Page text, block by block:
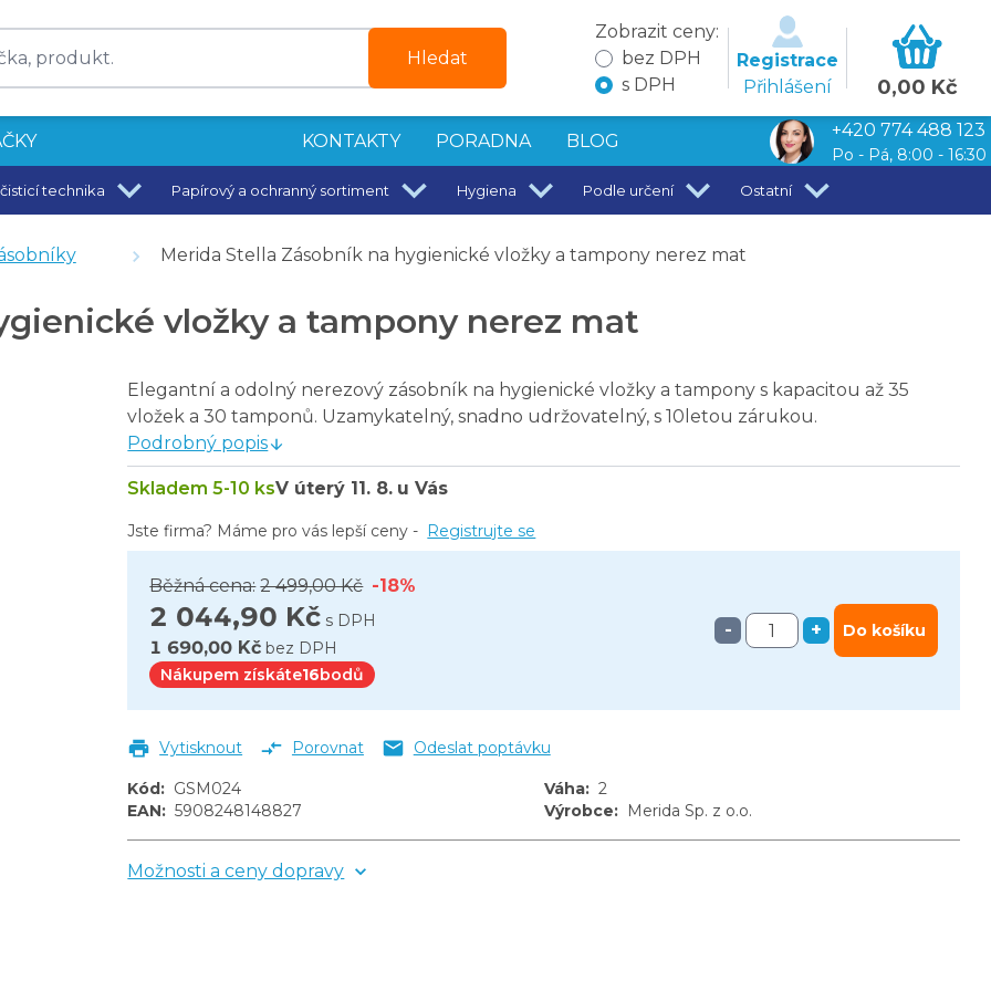
Hledat
Zobrazit ceny:
bez DPH
s DPH
Registrace
Přihlášení
0,00 Kč
KONTAKTY PORADNA BLOG
+420 774 488 123
Po - Pá, 8:00 - 16:30
technika Papírový a ochranný sortiment Hygiena Podle určení Ostatní
kusů
Merida Stella Zásobník na hygienické vložky a tampony nerez mat
vložky a tampony nerez mat
Elegantní a odolný nerezový zásobník na hygienické vložky a tampony s kapacitou až 35
vložek a 30 tamponů. Uzamykatelný, snadno udržovatelný, s 10letou zárukou.
Podrobný popis
Běžná cena: 2 499,00 Kč -18%
2 044,90 Kč s DPH
1 690,00 Kč bez DPH
Nákupem získáte16bodů
- + Do košíku
Skladem 5-10 ksV úterý 11. 8. u Vás
Jste firma? Máme pro vás lepší ceny - Registrujte se
Vytisknout Porovnat Odeslat poptávku
Kód: GSM024 Váha: 2
EAN: 5908248148827 Výrobce: Merida Sp. z o.o.
Možnosti a ceny dopravy